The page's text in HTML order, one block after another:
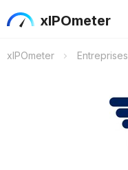
xIPOmeter
xIPOmeter Entreprises